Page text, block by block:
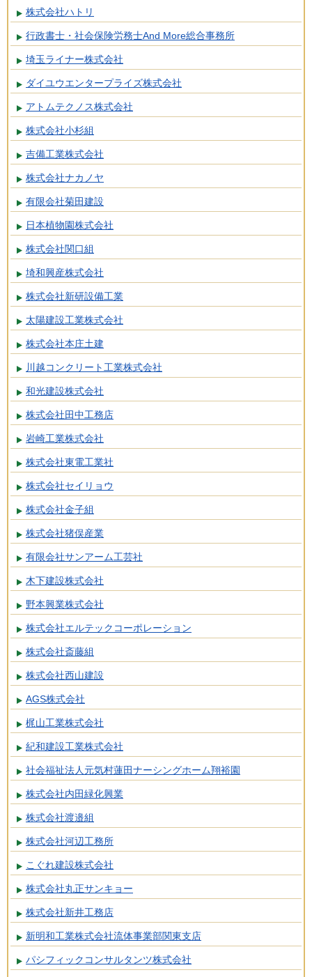
株式会社ハトリ
行政書士・社会保険労務士And More総合事務所
埼玉ライナー株式会社
ダイユウエンタープライズ株式会社
アトムテクノス株式会社
株式会社小杉組
吉備工業株式会社
株式会社ナカノヤ
有限会社菊田建設
日本植物園株式会社
株式会社関口組
埼和興産株式会社
株式会社新研設備工業
太陽建設工業株式会社
株式会社本庄土建
川越コンクリート工業株式会社
和光建設株式会社
株式会社田中工務店
岩崎工業株式会社
株式会社東電工業社
株式会社セイリョウ
株式会社金子組
株式会社猪俣産業
有限会社サンアーム工芸社
木下建設株式会社
野本興業株式会社
株式会社エルテックコーポレーション
株式会社斎藤組
株式会社西山建設
AGS株式会社
梶山工業株式会社
紀和建設工業株式会社
社会福祉法人元気村蓮田ナーシングホーム翔裕園
株式会社内田緑化興業
株式会社渡邉組
株式会社河辺工務所
こぐれ建設株式会社
株式会社丸正サンキョー
株式会社新井工務店
新明和工業株式会社流体事業部関東支店
パシフィックコンサルタンツ株式会社